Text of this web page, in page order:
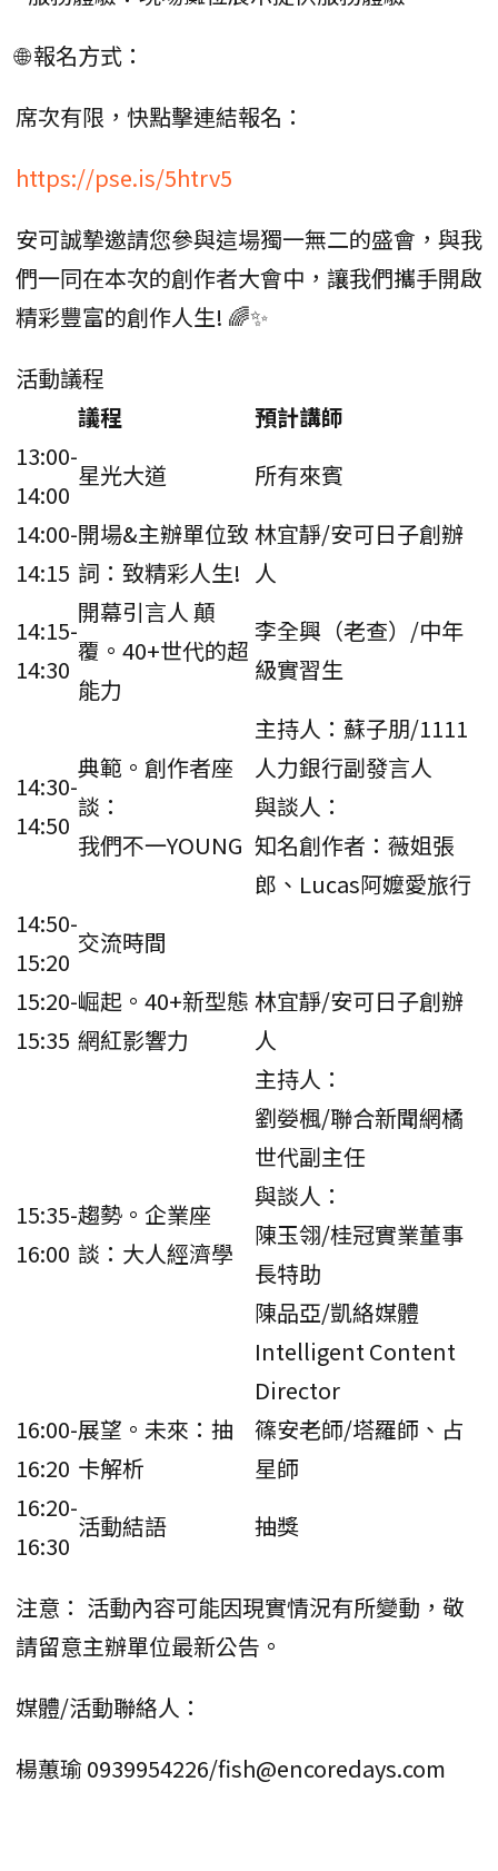
🌐 報名方式：
席次有限，快點擊連結報名：
https://pse.is/5htrv5
安可誠摯邀請您參與這場獨一無二的盛會，與我
們一同在本次的創作者大會中，讓我們攜手開啟
精彩豐富的創作人生! 🌈✨
活動議程
議程
預計講師
13:00-
14:00
星光大道
所有來賓
14:00-
14:15
開場&主辦單位致
詞：致精彩人生!
林宜靜/安可日子創辦
人
14:15-
14:30
開幕引言人 顛
覆。40+世代的超
能力
李全興（老查）/中年
級實習生
14:30-
14:50
典範。創作者座
談：
我們不一YOUNG
主持人：蘇子朋/1111
人力銀行副發言人
與談人：
知名創作者：薇姐張
郎、Lucas阿嬤愛旅行
14:50-
15:20
交流時間
15:20-
15:35
崛起。40+新型態
網紅影響力
林宜靜/安可日子創辦
人
15:35-
16:00
趨勢。企業座
談：大人經濟學
主持人：
劉嫈楓/聯合新聞網橘
世代副主任
與談人：
陳玉翎/桂冠實業董事
長特助
陳品亞/凱絡媒體
Intelligent Content
Director
16:00-
16:20
展望。未來：抽
卡解析
篠安老師/塔羅師、占
星師
16:20-
16:30
活動結語 抽獎
注意： 活動內容可能因現實情況有所變動，敬
請留意主辦單位最新公告。
媒體/活動聯絡人：
楊蕙瑜 0939954226/fish@encoredays.com